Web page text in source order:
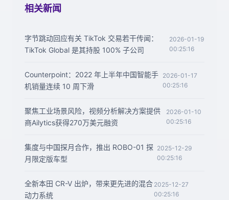
相关新闻
字节跳动回应有关 TikTok 交易若干传闻：
TikTok Global 是其持股 100% 子公司
2026-01-19
00:25:16
Counterpoint：2022 年上半年中国智能手
机销量连续 10 周下滑
2026-01-17
00:25:16
聚焦工业场景风险，视频分析解决方案提供
商Ailytics获得270万美元融资
2026-01-10
00:25:16
集度与中国探月合作，推出 ROBO-01 探
月限定版车型
2025-12-29
00:25:16
全新本田 CR-V 出炉，带来更先进的混合
动力系统
2025-12-27
00:25:16